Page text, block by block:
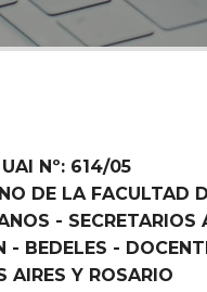
Nº: 614/05
DE LA FACULTAD
-
- BEDELES -
AIRES Y ROSARIO